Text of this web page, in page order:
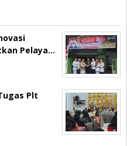
Pelaya…
Plt